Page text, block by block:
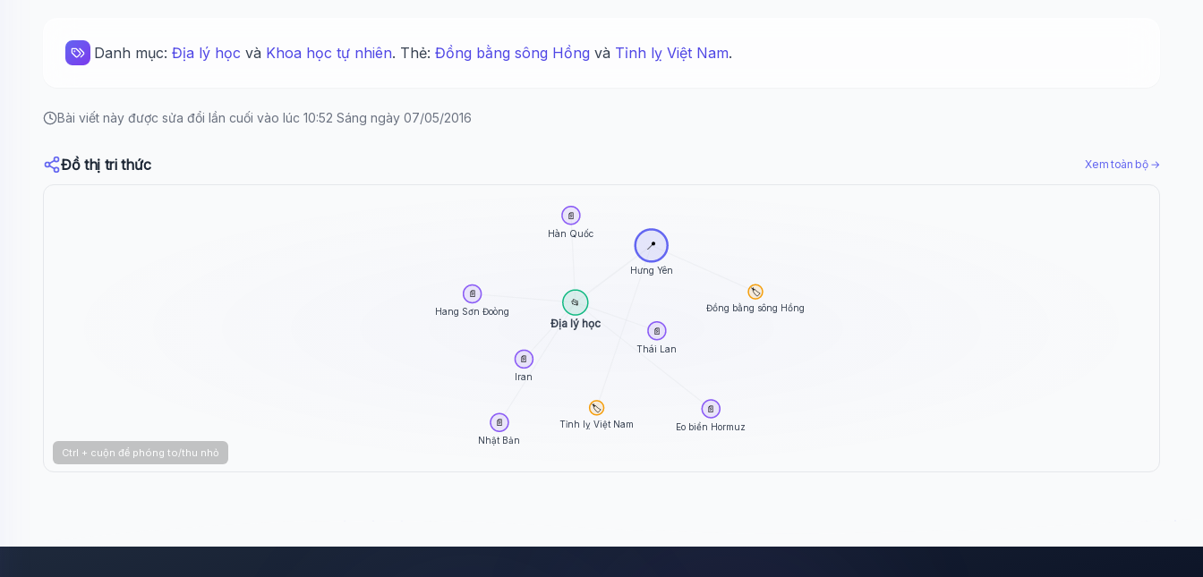
Danh mục: Địa lý học và Khoa học tự nhiên. Thẻ: Đồng bằng sông Hồng và Tỉnh lỵ Việt Nam.
Bài viết này được sửa đổi lần cuối vào lúc 10:52 Sáng ngày 07/05/2016
Đồ thị tri thức Xem toàn bộ →
Hưng Yên
📍
Địa lý học
📂
Hang Sơn Đoòng
📄
Thái Lan
📄
Nhật Bản
📄
Hàn Quốc
📄
Eo biển Hormuz
📄
Iran
📄
Đồng bằng sông Hồng
🏷️
Tỉnh lỵ Việt Nam
🏷️
Ctrl + cuộn để phóng to/thu nhỏ